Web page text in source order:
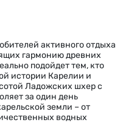
активного отдыха
гармонию древних
подойдет тем, кто
истории Карелии и
Ладожских шхер с
за один день
земли – от
водных